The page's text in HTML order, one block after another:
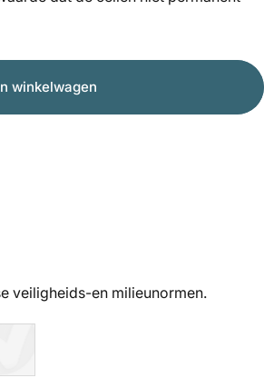
winkelwagen
veiligheids-en milieunormen.